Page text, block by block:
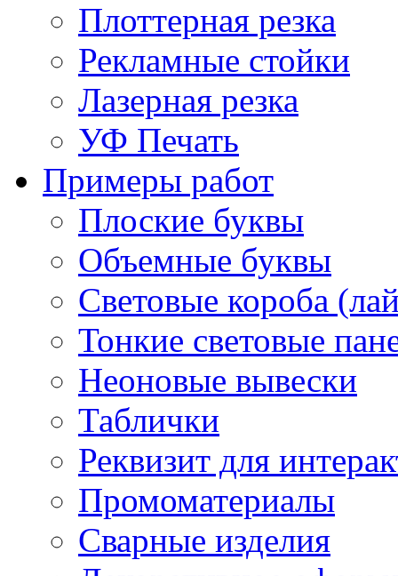
Плоттерная резка
Рекламные стойки
Лазерная резка
УФ Печать
Примеры работ
Плоские буквы
Объемные буквы
Световые короба
Тонкие световые
Неоновые вывески
Таблички
Реквизит для
Промоматериалы
Сварные изделия